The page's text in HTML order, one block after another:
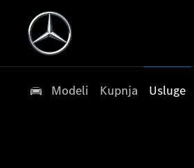
Modeli Kupnja Usluge